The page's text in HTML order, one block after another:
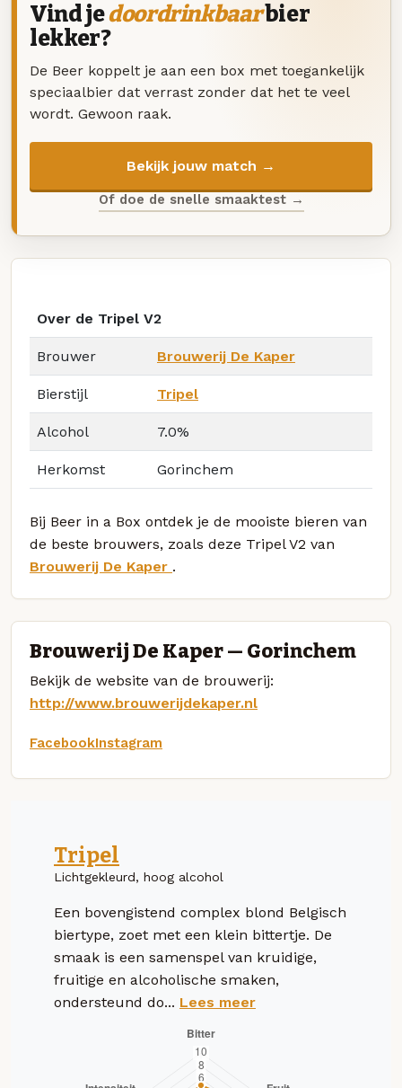
Vind jedoordrinkbaarbier
lekker?
De Beer koppelt je aan een box met toegankelijk
speciaalbier dat verrast zonder dat het te veel
wordt. Gewoon raak.
Bekijk jouw match →
Of doe de snelle smaaktest →
Over de Tripel V2
Brouwer Brouwerij De Kaper
Bierstijl Tripel
Alcohol 7.0%
Herkomst Gorinchem
Bij Beer in a Box ontdek je de mooiste bieren van
de beste brouwers, zoals deze Tripel V2 van
Brouwerij De Kaper .
Brouwerij De Kaper — Gorinchem
Bekijk de website van de brouwerij:
http://www.brouwerijdekaper.nl
FacebookInstagram
Tripel
Lichtgekleurd, hoog alcohol
Een bovengistend complex blond Belgisch
biertype, zoet met een klein bittertje. De
smaak is een samenspel van kruidige,
fruitige en alcoholische smaken,
ondersteund do... Lees meer